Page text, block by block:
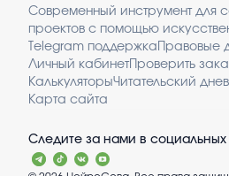
Современный инструмент для
проектов с помощью
Telegram поддержка Правовые
Личный кабинетПроверить
КалькуляторыЧитательский
Карта сайта
Следите за нами в социальных